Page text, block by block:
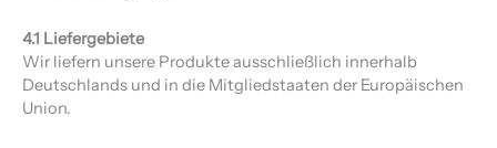
4.1 Liefergebiete
Wir liefern unsere Produkte ausschließlich innerhalb
Deutschlands und in die Mitgliedstaaten der Europäischen
Union.